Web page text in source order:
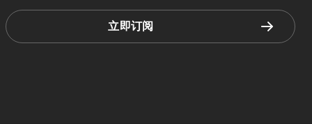
立即订阅